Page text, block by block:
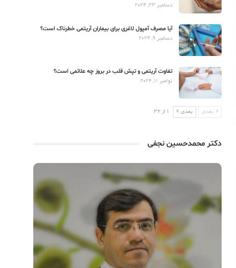
دسامبر 23, 2024
آیا مصرف آمپول لاغری برای بیماران آریتمی خطرناک است؟
دسامبر 9, 2024
تفاوت آریتمی و تپش قلب در بروز چه علائمی است؟
نوامبر 11, 2024
بعدی بعدی 1 از 32
دکتر محمدحسین نجفی